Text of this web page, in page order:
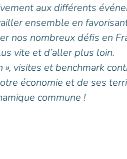
aux différents
ensemble en
nos nombreux défis en
vite et d’aller plus loin.
visites et benchmark
économie et de ses
commune !